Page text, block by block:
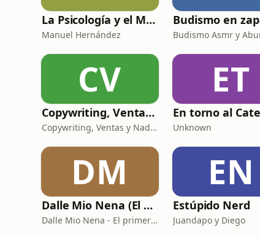
La Psicología y el Modelo Parcuve®
Manuel Hernández
CV
Copywriting, Ventas y Nada que perder
Copywriting, Ventas y Nada que Perder
ET
Unknown
DM
Dalle Mio Nena (El primer podcast rural de España)
Dalle Mio Nena - El primer podcast rural de España
EN
Estúpido Nerd
Juandapo y Diego